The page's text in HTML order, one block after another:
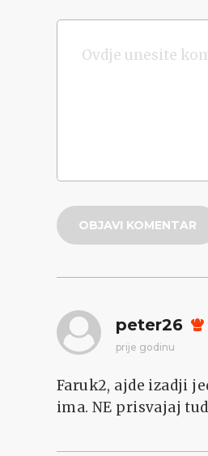
OBJAVI KOMENTAR
peter26
prije godinu
Faruk2, ajde izadji
ima. NE prisvajaj